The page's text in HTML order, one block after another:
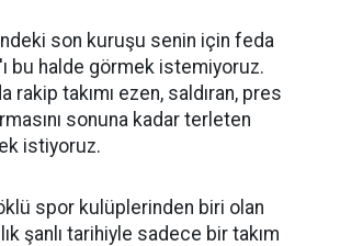
son kuruşu senin için feda
bu halde görmek istemiyoruz.
rakip takımı ezen, saldıran, pres
sonuna kadar terleten
istiyoruz.
spor kulüplerinden biri olan
şanlı tarihiyle sadece bir takım